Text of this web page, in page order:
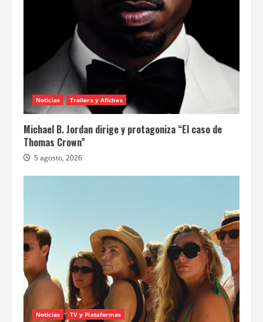
Noticias Trailers y Afiches
Michael B. Jordan dirige y protagoniza “El caso de
Thomas Crown”
5 agosto, 2026
Noticias TV y Plataformas